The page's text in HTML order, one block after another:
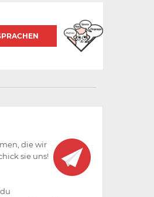
die wir
sie uns!